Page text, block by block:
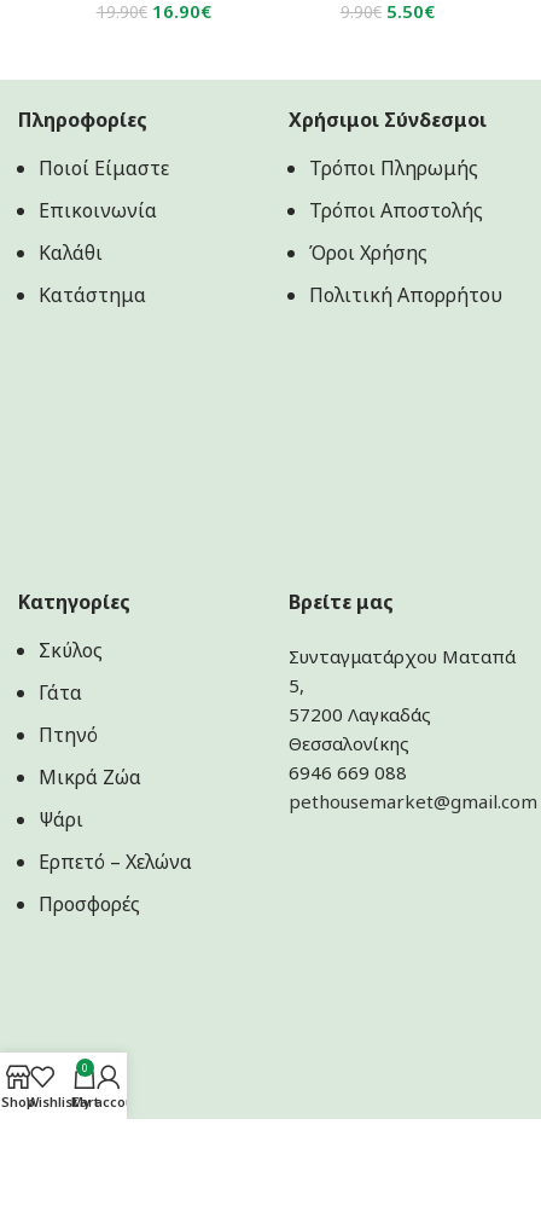
19.90€ Original
19.90€.
16.90€Η
είναι:
9.90€ Original
9.90€.
5.50€Η
είναι:
5.50€.
Πληροφορίες
Ποιοί Είμαστε
Επικοινωνία
Καλάθι
Κατάστημα
Χρήσιμοι Σύνδεσμοι
Τρόποι Πληρωμής
Τρόποι Αποστολής
Όροι Χρήσης
Πολιτική Aπορρήτου
Κατηγορίες
Σκύλος
Γάτα
Πτηνό
Μικρά Ζώα
Ψάρι
Ερπετό – Χελώνα
Προσφορές
Βρείτε μας
Συνταγματάρχου Ματαπά
5,
57200 Λαγκαδάς
Θεσσαλονίκης
6946 669 088
pethousemarket@gmail.com
ShopWishlist
0
Cart
My account